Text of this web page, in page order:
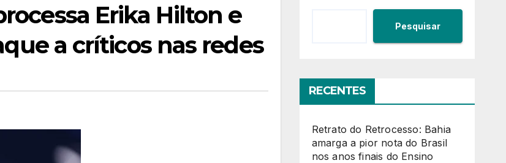
Erika Hilton e
a críticos nas redes
Pesquisar
RECENTES
Retrato do Retrocesso: Bahia
amarga a pior nota do Brasil
nos anos finais do Ensino